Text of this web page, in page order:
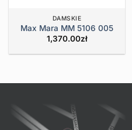
DAMSKIE
Max Mara MM 5106 005
1,370.00zł